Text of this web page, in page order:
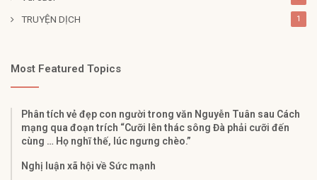
TRUYỆN DỊCH 1
Most Featured Topics
Phân tích vẻ đẹp con người trong văn Nguyễn Tuân sau Cách
mạng qua đoạn trích “Cưỡi lên thác sông Đà phải cưỡi đến
cùng … Họ nghĩ thế, lúc ngưng chèo.”
Nghị luận xã hội về Sức mạnh